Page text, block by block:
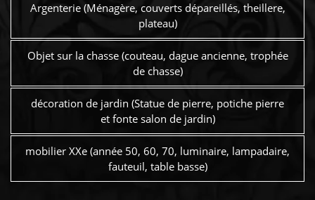
Argenterie (Ménagère, couverts dépareillés, theillere,
plateau)
Objet sur la chasse (couteau, dague ancienne, trophée
de chasse)
décoration de jardin (Statue de pierre, potiche pierre
et fonte salon de jardin)
mobilier XXe (année 50, 60, 70, luminaire, lampadaire,
fauteuil, table basse)